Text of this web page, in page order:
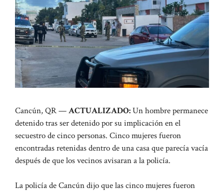
Cancún, QR —ACTUALIZADO:Un hombre permanece
detenido tras ser detenido por su implicación en el
secuestro de cinco personas. Cinco mujeres fueron
encontradas retenidas dentro de una casa que parecía vacía
después de que los vecinos avisaran a la policía.
La policía de Cancún dijo que las cinco mujeres fueron